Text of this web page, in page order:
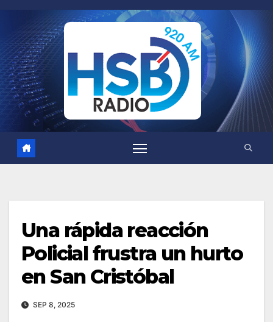
Una rápida reacción
Policial frustra un hurto
en San Cristóbal
SEP 8, 2025